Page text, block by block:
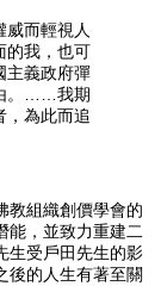
威而輕視人
的我，也可
義政府彈
。……我期
，為此而追
教組織創價學會的
能，並致力重建二
生受戶田先生的影
後的人生有著至關